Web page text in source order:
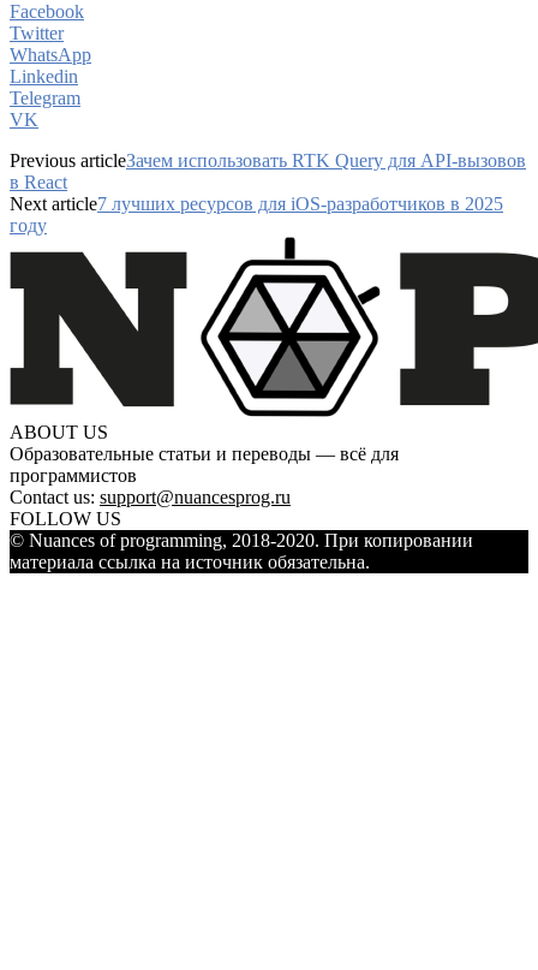
Facebook
Twitter
WhatsApp
Linkedin
Telegram
VK
Previous articleЗачем использовать RTK Query для API-вызовов
в React
Next article7 лучших ресурсов для iOS-разработчиков в 2025
году
ABOUT US
Образовательные статьи и переводы — всё для
программистов
Contact us: support@nuancesprog.ru
FOLLOW US
© Nuances of programming, 2018-2020. При копировании
материала ссылка на источник обязательна.